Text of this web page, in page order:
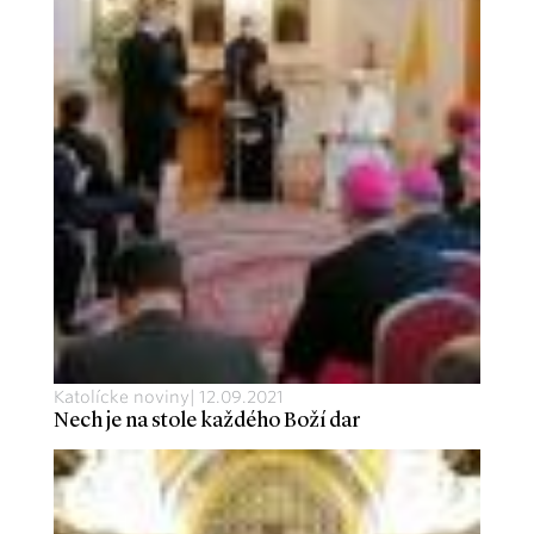
Katolícke noviny 12.09.2021
Nech je na stole každého Boží dar